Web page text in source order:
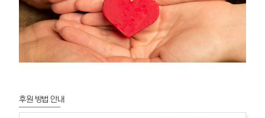
후원 방법 안내